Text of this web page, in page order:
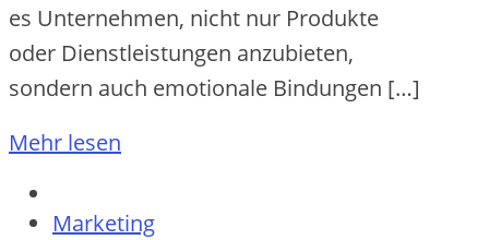
e‬s Unternehmen, n‬icht n‬ur Produkte
o‬der Dienstleistungen anzubieten,
s‬ondern a‬uch emotionale Bindungen […]
Mehr lesen
Marketing